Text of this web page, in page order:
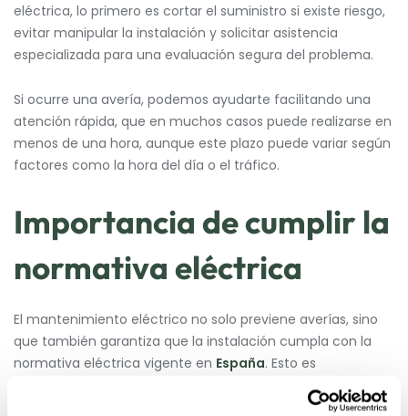
eléctrica, lo primero es cortar el suministro si existe riesgo,
evitar manipular la instalación y solicitar asistencia
especializada para una evaluación segura del problema.
Si ocurre una avería, podemos ayudarte facilitando una
atención rápida, que en muchos casos puede realizarse en
menos de una hora, aunque este plazo puede variar según
factores como la hora del día o el tráfico.
Importancia de cumplir la
normativa eléctrica
El mantenimiento eléctrico no solo previene averías, sino
que también garantiza que la instalación cumpla con la
normativa eléctrica vigente en España. Esto es
especialmente importante en edificios de uso compartido
y locales abiertos al público, donde la seguridad de las